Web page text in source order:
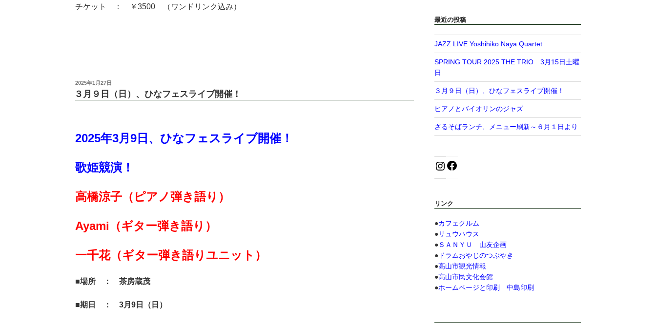
チケット ： ￥3500 （ワンドリンク込み）
2025年1月27日
３月９日（日）、ひなフェスライブ開催！
2025年3月9日、ひなフェスライブ開催！
歌姫競演！
高橋涼子（ピアノ弾き語り）
Ayami（ギター弾き語り）
一千花（ギター弾き語りユニット）
■場所 ： 茶房蔵茂
■期日 ： 3月9日（日）
最近の投稿
JAZZ LIVE Yoshihiko Naya Quartet
SPRING TOUR 2025 THE TRIO 3月15日土曜
日
３月９日（日）、ひなフェスライブ開催！
ピアノとバイオリンのジャズ
ざるそばランチ、メニュー刷新～６月１日より
リンク
●カフェクルム
●リュウハウス
●ＳＡＮＹＵ 山友企画
●ドラムおやじのつぶやき
●高山市観光情報
●高山市民文化会館
●ホームページと印刷 中島印刷